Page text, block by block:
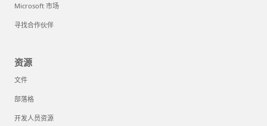
Microsoft 市场
寻找合作伙伴
资源
文件
部落格
开发人员资源